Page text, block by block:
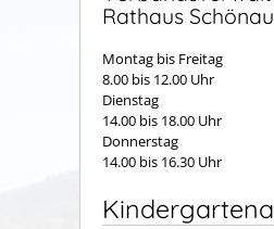
Rathaus Schönau
Montag bis Freitag
8.00 bis 12.00 Uhr
Dienstag
14.00 bis 18.00 Uhr
Donnerstag
14.00 bis 16.30 Uhr